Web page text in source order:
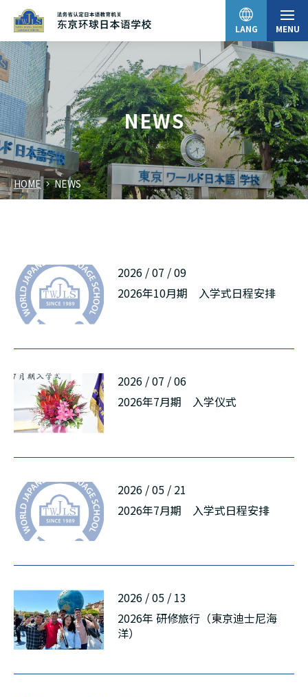
LANG MENU
日本語
English
中文（简体）
Tiếng Việt
NEWS
HOME NEWS
2026 / 07 / 09
2026年10月期 入学式日程安排
2026 / 07 / 06
2026年7月期 入学仪式
2026 / 05 / 21
2026年7月期 入学式日程安排
2026 / 05 / 13
2026年 研修旅行（東京迪士尼海
洋）